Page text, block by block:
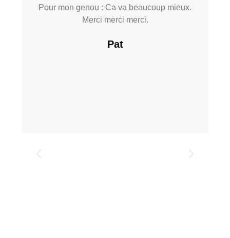
Pour mon genou : Ca va beaucoup mieux.
Merci merci merci.
Pat